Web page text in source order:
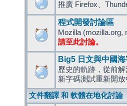
推廣 Firefox、
程式開發討論區
Mozilla
請至此討論。
Big5 日文與中國
歷史的軌跡，從前
新字碼測試重新開放
文件翻譯 和 軟體在地化討論